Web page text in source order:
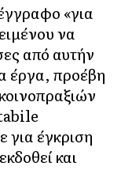
«για
να
από αυτήν
έργα, προέβη
για έγκριση
και